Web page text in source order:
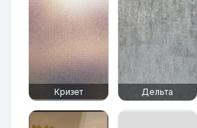
Кризет Дельта